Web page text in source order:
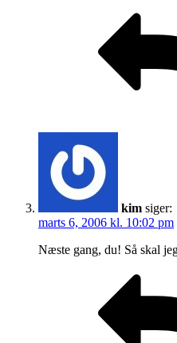
kim siger:
marts 6, 2006 kl. 10:02 pm
Næste gang, du! Så skal